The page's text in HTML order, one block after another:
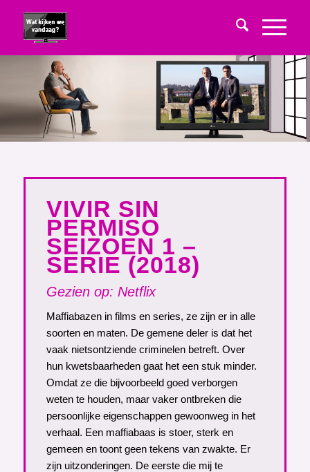
VIVIR SIN
PERMISO
SEIZOEN 1 –
SERIE (2018)
Gezien op: Netflix
Maffiabazen in films en series, ze zijn er in alle
soorten en maten. De gemene deler is dat het
vaak nietsontziende criminelen betreft. Over
hun kwetsbaarheden gaat het een stuk minder.
Omdat ze die bijvoorbeeld goed verborgen
weten te houden, maar vaker ontbreken die
persoonlijke eigenschappen gewoonweg in het
verhaal. Een maffiabaas is stoer, sterk en
gemeen en toont geen tekens van zwakte. Er
zijn uitzonderingen. De eerste die mij te